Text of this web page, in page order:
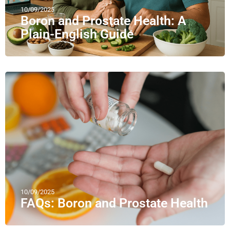
10/09/2025
Boron and Prostate Health: A
Plain-English Guide
10/09/2025
FAQs: Boron and Prostate Health